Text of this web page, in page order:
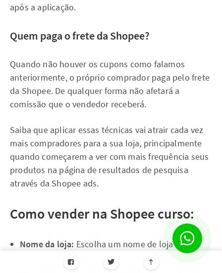
após a aplicação.
Quem paga o frete da Shopee?
Quando não houver os cupons como falamos
anteriormente, o próprio comprador paga pelo frete
da Shopee. De qualquer forma não afetará a
comissão que o vendedor receberá.
Saiba que aplicar essas técnicas vai atrair cada vez
mais compradores para a sua loja, principalmente
quando começarem a ver com mais frequência seus
produtos na página de resultados de pesquisa
através da Shopee ads.
Como vender na Shopee curso:
Nome da loja: Escolha um nome de loja
interessante e simples, do tipo que fica na cabeça